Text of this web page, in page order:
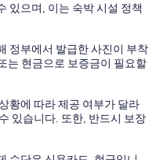
있으며, 이는 숙박 시설 정책
정부에서 발급한 사진이 부착
는 현금으로 보증금이 필요할
황에 따라 제공 여부가 달라
있습니다. 또한, 반드시 보장